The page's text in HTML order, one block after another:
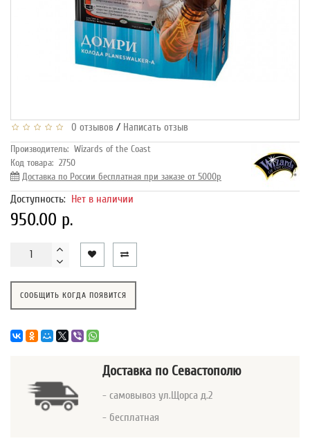
0 отзывов / Написать отзыв
Производитель: Wizards of the Coast
Код товара: 2750
Доставка по России бесплатная при заказе от 5000р
Доступность: Нет в наличии
950.00 р.
СООБЩИТЬ КОГДА ПОЯВИТСЯ
Доставка по Севастополю
- самовывоз ул.Щорса д.2
- бесплатная